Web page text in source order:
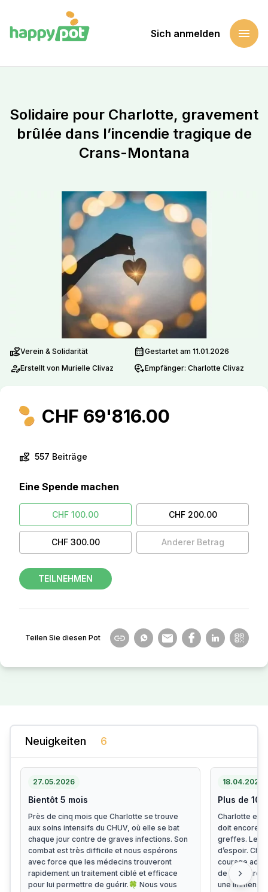
Sich anmelden menu
Solidaire pour Charlotte, gravement
brûlée dans l’incendie tragique de
Crans-Montana
volunteer_activismVerein & Solidarität calendar_monthGestartet am 11.01.2026
person_editErstellt von Murielle Clivaz move_locationEmpfänger: Charlotte Clivaz
CHF 69'816.00
volunteer_activism 557 Beiträge
Eine Spende machen
CHF 100.00 CHF 200.00
CHF 300.00 Anderer Betrag
TEILNEHMEN
Teilen Sie diesen Pot
Neuigkeiten 6
chevron_right
27.05.2026
Bientôt 5 mois
Près de cinq mois que Charlotte se trouve
aux soins intensifs du CHUV, où elle se bat
chaque jour contre de graves infections. Son
combat est très difficile et nous espérons
avec force que les médecins trouveront
rapidement un traitement ciblé et efficace
pour lui permettre de guérir.🍀 Nous vous
18.04.2026
Plus de
Charlotte est
doit encore
greffes. Le
d’espoir.
courage
de son
une